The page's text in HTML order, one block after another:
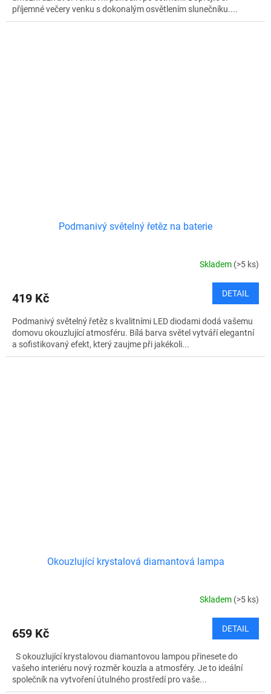
příjemné večery venku s dokonalým osvětlením slunečníku....
Podmanivý světelný řetěz na baterie
Skladem (>5 ks)
419 Kč DETAIL
Podmanivý světelný řetěz s kvalitními LED diodami dodá vašemu
domovu okouzlující atmosféru. Bílá barva světel vytváří elegantní
a sofistikovaný efekt, který zaujme při jakékoli...
Okouzlující krystalová diamantová lampa
Skladem (>5 ks)
659 Kč DETAIL
S okouzlující krystalovou diamantovou lampou přinesete do
vašeho interiéru nový rozměr kouzla a atmosféry. Je to ideální
společník na vytvoření útulného prostředí pro vaše...